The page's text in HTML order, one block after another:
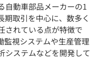
自動車部品メーカーの1
期取引を中心に、数多く
されている点が特徴で
監視システムや生産管理
システムなどを開発して